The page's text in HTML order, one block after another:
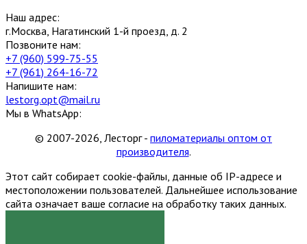
Наш адрес:
г.Москва, Нагатинский 1-й проезд, д. 2
Позвоните нам:
+7 (960) 599-75-55
+7 (961) 264-16-72
Напишите нам:
lestorg.opt@mail.ru
Мы в WhatsApp:
© 2007-2026, Лесторг - пиломатериалы оптом от
производителя.
Этот сайт собирает cookie-файлы, данные об IP-адресе и
местоположении пользователей. Дальнейшее использование
сайта означает ваше согласие на обработку таких данных.